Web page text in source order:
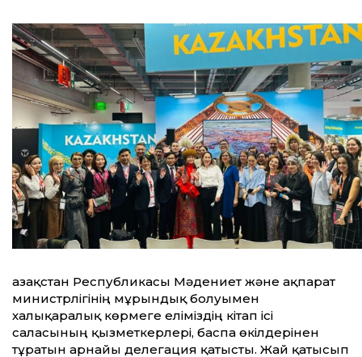
Қазақстан Республикасы Мәдениет және ақпарат
министрлігінің мұрындық болуымен
халықаралық көрмеге еліміздің кітап ісі
саласының қызметкерлері, баспа өкілдерінен
тұратын арнайы делегация қатысты. Жай қатысып